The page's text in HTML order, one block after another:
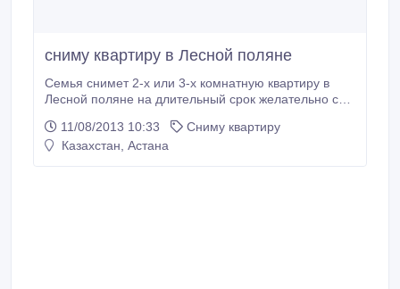
cниму квартиру в Лесной поляне
Семья снимет 2-х или 3-х комнатную квартиру в
Лесной поляне на длительный срок желательно с
срок. Семейная пара с двумя детьми.
Своевременную оплату и порядок гарантируем.
11/08/2013 10:33
Сниму квартиру
Казахстан, Астана